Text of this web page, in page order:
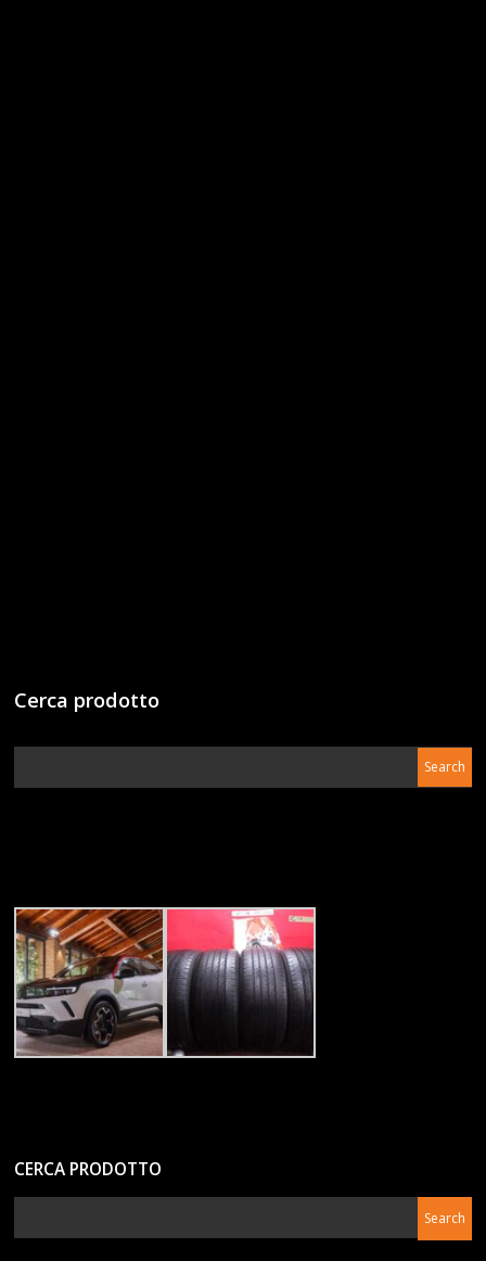
Cerca prodotto
CERCA PRODOTTO